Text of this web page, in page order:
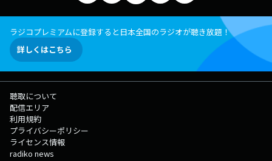
ラジコプレミアムに登録すると日本全国のラジオが聴き放題！
詳しくはこちら
聴取について
配信エリア
利用規約
プライバシーポリシー
ライセンス情報
radiko news